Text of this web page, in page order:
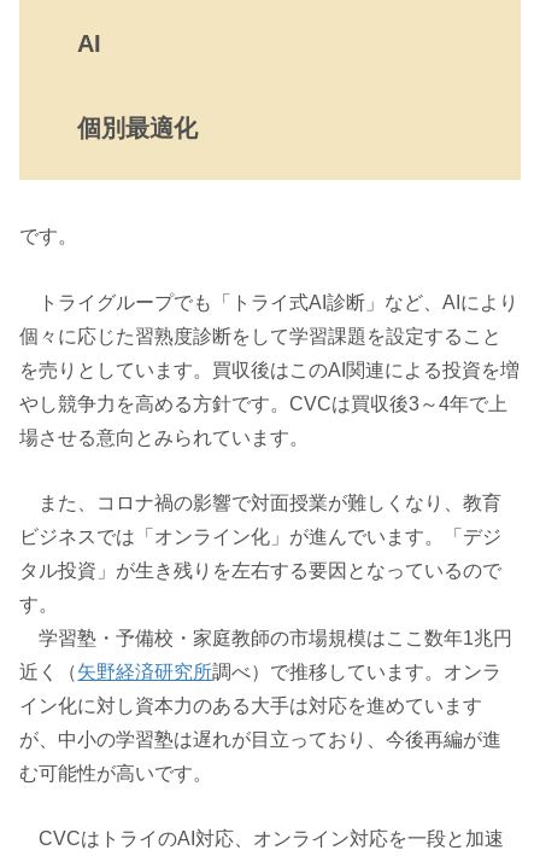
AI
個別最適化
です。
トライグループでも「トライ式AI診断」など、AIにより
個々に応じた習熟度診断をして学習課題を設定すること
を売りとしています。買収後はこのAI関連による投資を増
やし競争力を高める方針です。CVCは買収後3～4年で上
場させる意向とみられています。
また、コロナ禍の影響で対面授業が難しくなり、教育
ビジネスでは「オンライン化」が進んでいます。「デジ
タル投資」が生き残りを左右する要因となっているので
す。
学習塾・予備校・家庭教師の市場規模はここ数年1兆円
近く（矢野経済研究所調べ）で推移しています。オンラ
イン化に対し資本力のある大手は対応を進めています
が、中小の学習塾は遅れが目立っており、今後再編が進
む可能性が高いです。
CVCはトライのAI対応、オンライン対応を一段と加速